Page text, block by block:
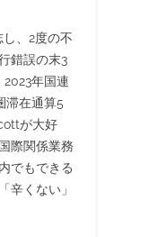
、2度の不
錯誤の末3
2023年国連
滞在通算5
が大好
際関係業務
でもできる
辛くない」